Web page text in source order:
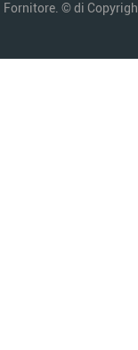
Fornitore. © di